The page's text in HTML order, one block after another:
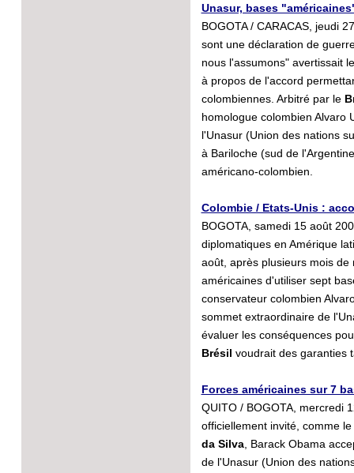
Unasur, bases
BOGOTA / CARACAS, jeudi
sont une déclaration de
nous l'assumons" avertissait
à propos de l'accord
colombiennes. Arbitré par le
homologue colombien Alvaro
l'Unasur (Union des nations
à Bariloche (sud de
américano-colombien.
Colombie / Etats-Unis :
BOGOTA, samedi 15 août
diplomatiques en Amérique
août, après plusieurs mois
américaines d'utiliser sept
conservateur colombien
sommet extraordinaire de
évaluer les conséquences
Brésil voudrait des garanties
Forces américaines sur 7
QUITO / BOGOTA, mercredi
officiellement invité, comme
da Silva, Barack Obama
de l'Unasur (Union des